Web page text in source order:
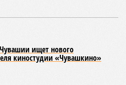
ищет нового
киностудии «Чувашкино»